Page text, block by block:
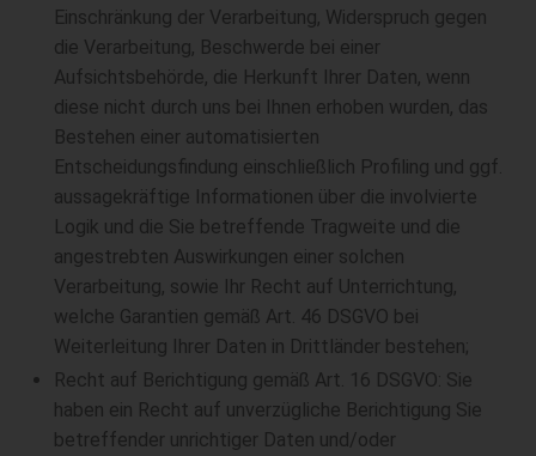
Einschränkung der Verarbeitung, Widerspruch gegen
die Verarbeitung, Beschwerde bei einer
Aufsichtsbehörde, die Herkunft Ihrer Daten, wenn
diese nicht durch uns bei Ihnen erhoben wurden, das
Bestehen einer automatisierten
Entscheidungsfindung einschließlich Profiling und ggf.
aussagekräftige Informationen über die involvierte
Logik und die Sie betreffende Tragweite und die
angestrebten Auswirkungen einer solchen
Verarbeitung, sowie Ihr Recht auf Unterrichtung,
welche Garantien gemäß Art. 46 DSGVO bei
Weiterleitung Ihrer Daten in Drittländer bestehen;
Recht auf Berichtigung gemäß Art. 16 DSGVO: Sie
haben ein Recht auf unverzügliche Berichtigung Sie
betreffender unrichtiger Daten und/oder